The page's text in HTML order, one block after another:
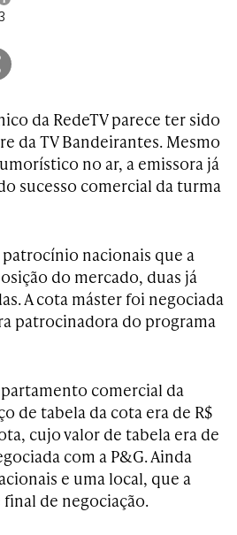
da RedeTV parece ter sido
da TV Bandeirantes. Mesmo
no ar, a emissora já
sucesso comercial da turma
nacionais que a
do mercado, duas já
A cota máster foi negociada
patrocinadora do programa
comercial da
de tabela da cota era de R$
cujo valor de tabela era de
com a P&G. Ainda
e uma local, que a
final de negociação.